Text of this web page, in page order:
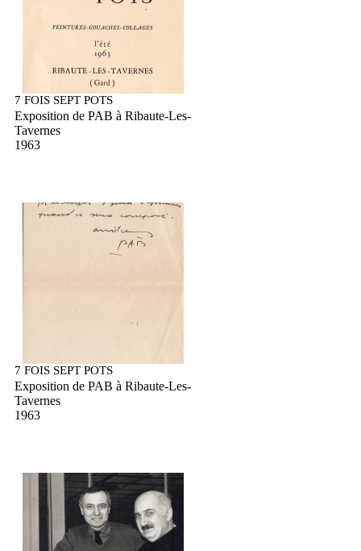
7 FOIS SEPT POTS
Exposition de PAB à Ribaute-Les-
Tavernes
1963
7 FOIS SEPT POTS
Exposition de PAB à Ribaute-Les-
Tavernes
1963